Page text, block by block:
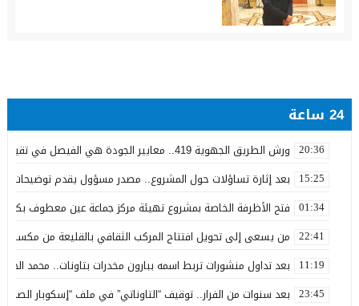
24 ساعة
20:36 ورش الطريق الجهوية 419.. معايير الجودة هي الفيصل في تقييم مشاريع البنية التحتية
15:25 بعد إثارة تساؤلات حول المشروع.. مصدر مسؤول يقدم توضيحات
01:34 فتح الأظرفة الخاصة بمشروع تهيئة مركز جماعة عين معطوف بكلفة تناهز 22.86
22:41 من يسعى إلى تحويل افتتاح المركب الثقافي بالقليعة من مكسب
11:19 بعد تداول منشورات تربط اسمه ببارون مخدرات بتاونات.. محمد
23:45 بعد سنوات من الفرار.. توقيف “التاوناتي” في ملف “إسكوبار